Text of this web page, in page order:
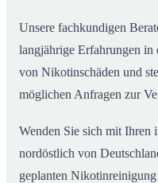
Unsere fachkundigen
langjährige Erfahrungen in
von Nikotinschäden und
möglichen Anfragen zur
Wenden Sie sich mit Ihren
nordöstlich von
geplanten